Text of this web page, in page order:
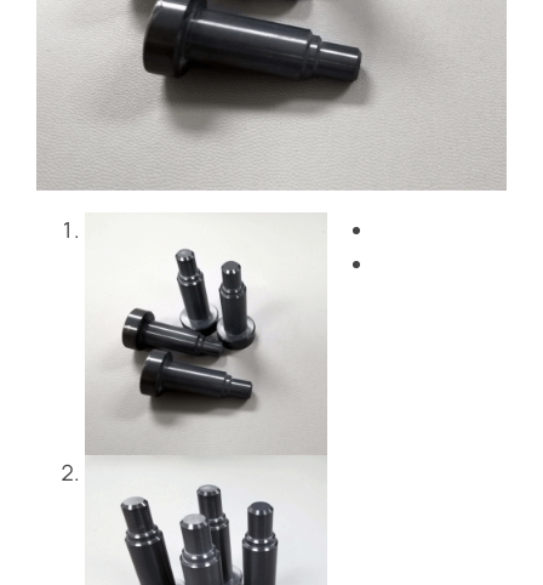
Skontaktuj się z nami
Get Instant Quote